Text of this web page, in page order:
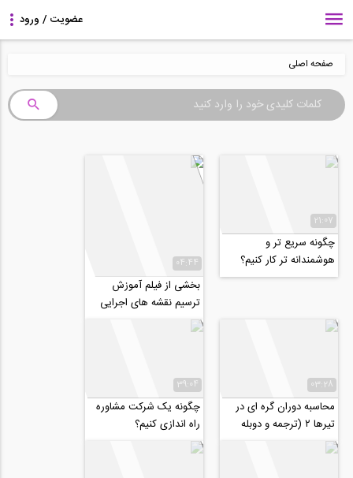
صفحه اصلی
21:07
چگونه سریع تر و
هوشمندانه تر کار کنیم؟
04:44
بخشی از فیلم آموزش
ترسیم نقشه‌ های اجرایی
سازه‌ های بتن‌ آرمه و تهیه
جداول...
03:28
محاسبه دوران گره ای در
تیرها ۲ (ترجمه و دوبله
اختصاصی موسسه ۸۰۸)
39:04
چگونه یک شرکت مشاوره
راه اندازی کنیم؟